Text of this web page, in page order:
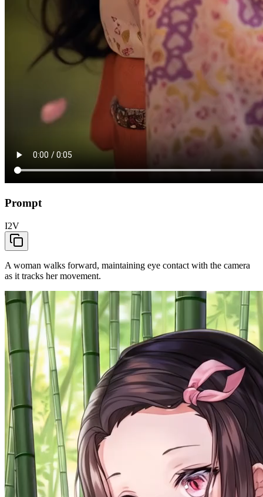
Prompt
I2V
A woman walks forward, maintaining eye contact with the camera
as it tracks her movement.